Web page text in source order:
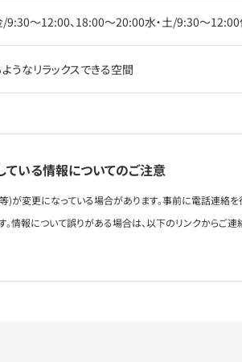
金/9:30〜12:00、18:00〜20:00水・土/9:30〜
うなリラックスできる空間
ている情報についてのご注意
)が変更になっている場合があります。事前に電話連絡を
。情報について誤りがある場合は、以下のリンクからご